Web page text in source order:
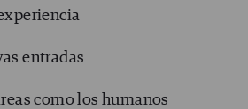
entradas
como los humanos